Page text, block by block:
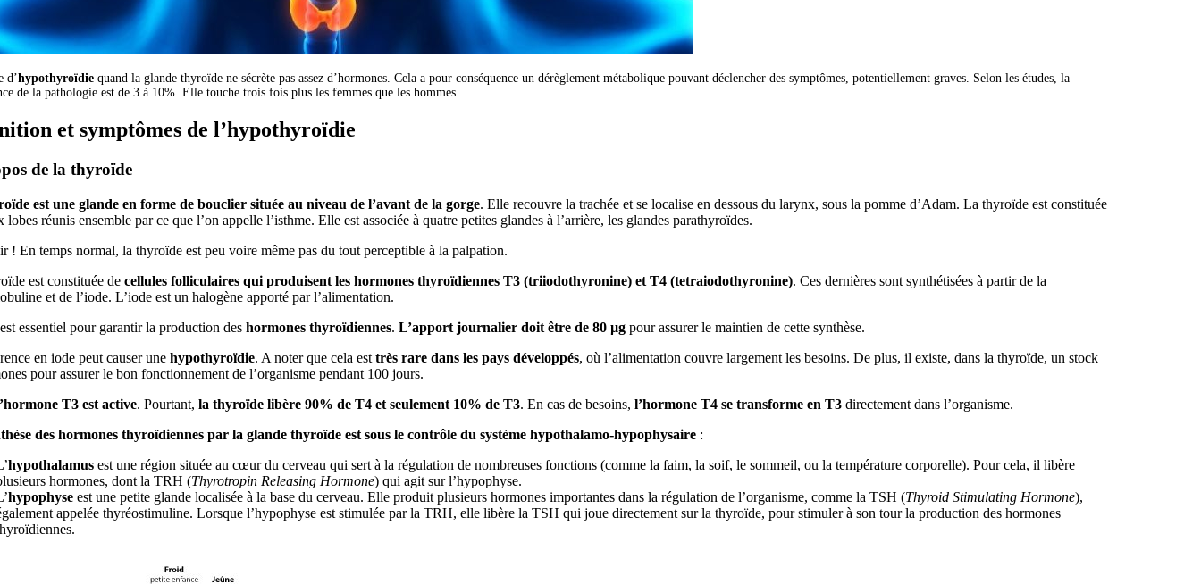
d’hypothyroïdiequand la glande thyroïde ne sécrète pas assez d’hormones. Cela a pour conséquence un dérèglement métabolique pouvant déclencher des symptômes, potentiellement graves. Selon les études, la
de la pathologie est de 3 à 10%. Elle touche trois fois plus les femmes que les hommes.
et symptômes de l’hypothyroïdie
de la thyroïde
est une glande en forme de bouclier située au niveau de l’avant de la gorge. Elle recouvre la trachée et se localise en dessous du larynx, sous la pomme d’Adam. La thyroïde est constituée
lobes réunis ensemble par ce que l’on appelle l’isthme. Elle est associée à quatre petites glandes à l’arrière, les glandes parathyroïdes.
! En temps normal, la thyroïde est peu voire même pas du tout perceptible à la palpation.
est constituée de cellules folliculaires qui produisent les hormones thyroïdiennes T3 (triiodothyronine) et T4 (tetraiodothyronine). Ces dernières sont synthétisées à partir de la
et de l’iode. L’iode est un halogène apporté par l’alimentation.
essentiel pour garantir la production des hormones thyroïdiennes. L’apport journalier doit être de 80 µg pour assurer le maintien de cette synthèse.
en iode peut causer une hypothyroïdie. A noter que cela est très rare dans les pays développés, où l’alimentation couvre largement les besoins. De plus, il existe, dans la thyroïde, un stock
pour assurer le bon fonctionnement de l’organisme pendant 100 jours.
T3 est active. Pourtant, la thyroïde libère 90% de T4 et seulement 10% de T3. En cas de besoins, l’hormone T4 se transforme en T3directement dans l’organisme.
des hormones thyroïdiennes par la glande thyroïde est sous le contrôle du système hypothalamo-hypophysaire:
hypothalamus est une région située au cœur du cerveau qui sert à la régulation de nombreuses fonctions (comme la faim, la soif, le sommeil, ou la température corporelle). Pour cela, il libère
hormones, dont la TRH (Thyrotropin Releasing Hormone) qui agit sur l’hypophyse.
hypophyseest une petite glande localisée à la base du cerveau. Elle produit plusieurs hormones importantes dans la régulation de l’organisme, comme la TSH (Thyroid Stimulating Hormone),
appelée thyréostimuline. Lorsque l’hypophyse est stimulée par la TRH, elle libère la TSH qui joue directement sur la thyroïde, pour stimuler à son tour la production des hormones